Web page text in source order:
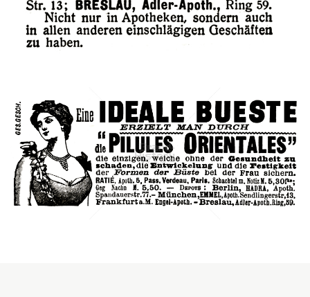
PILULES ORIENTALES
Pharmacie des Pilules Apollo, Paris
1905
Bild-ID: 42632